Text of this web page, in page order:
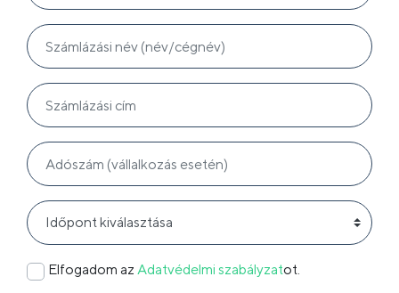
Elfogadom az Adatvédelmi szabályzatot.